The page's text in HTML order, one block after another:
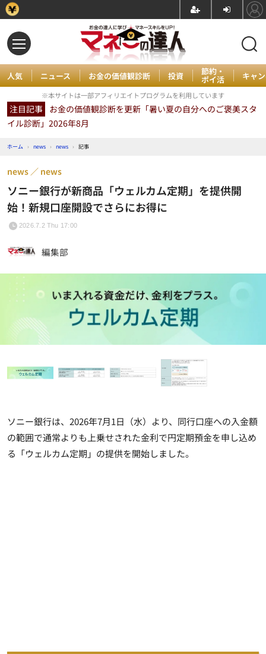
人気 ニュース お金の価値観診断 投資 節約・
ポイ活 キャ
※本サイトは一部アフィリエイトプログラムを利用しています
注目記事 お金の価値観診断を更新「暑い夏の自分へのご褒美スタ
イル診断」2026年8月
ホーム › news › news › 記事
ソニー銀行が新商品「ウェルカム定期」を提供開
始！新規口座開設でさらにお得に
news news
2026.7.2 Thu 17:00
編集部
ソニー銀行は、2026年7月1日（水）より、同行口座への入金額
の範囲で通常よりも上乗せされた金利で円定期預金を申し込め
る「ウェルカム定期」の提供を開始しました。